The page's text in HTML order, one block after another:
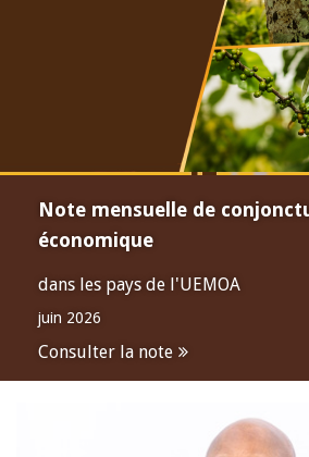
Note mensuelle de
économique
dans les pays de l'UEMOA
juin 2026
Consulter la note